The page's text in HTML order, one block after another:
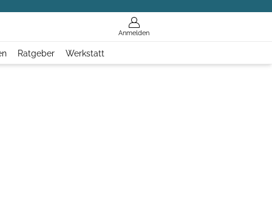
Anmelden
Ratgeber Werkstatt